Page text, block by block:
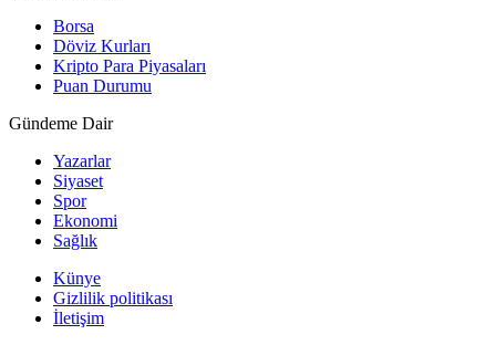
Borsa
Döviz Kurları
Kripto Para Piyasaları
Puan Durumu
Gündeme Dair
Yazarlar
Siyaset
Spor
Ekonomi
Sağlık
Künye
Gizlilik politikası
İletişim